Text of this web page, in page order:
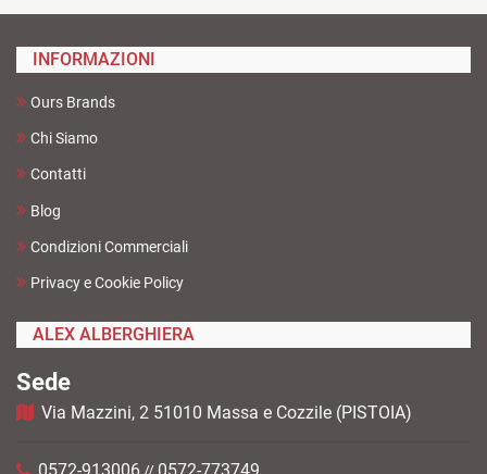
INFORMAZIONI
Ours Brands
Chi Siamo
Contatti
Blog
Condizioni Commerciali
Privacy e Cookie Policy
ALEX ALBERGHIERA
Sede
Via Mazzini, 2 51010 Massa e Cozzile (PISTOIA)